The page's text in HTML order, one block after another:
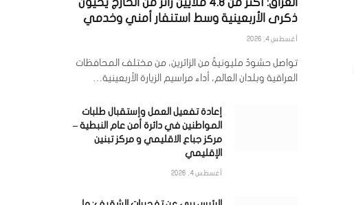
العراق: أكثر من 4.8 ملايين زائر من الخارج يحيون
ذكرى الأربعينية وسط استنفار أمني وخدمي
أغسطس 4, 2026
تواصل حشودٌ مليونيةٌ من الزائرين، من مختلف المحافظات
العراقية وبلدان العالم، أداء مراسيم الزيارة الأربعينية…
إعادة تفعيل العمل وإستقبال طلبات
المواطنين في دائرة أمن عام النبطية –
مركز جباع الاقليمي و مركز تبنين
الإقليمي
أغسطس 4, 2026